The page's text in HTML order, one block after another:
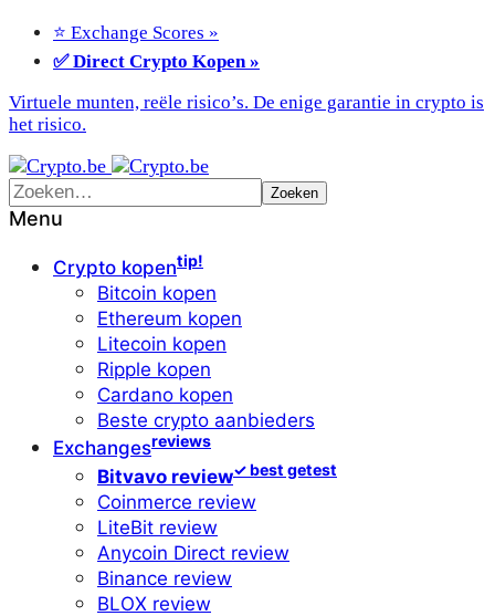
⭐ Exchange Scores »
✅ Direct Crypto Kopen »
Virtuele munten, reële risico’s. De enige garantie in crypto is
het risico.
Menu
Crypto kopentip!
Bitcoin kopen
Ethereum kopen
Litecoin kopen
Ripple kopen
Cardano kopen
Beste crypto aanbieders
Exchangesreviews
Bitvavo review✓ best getest
Coinmerce review
LiteBit review
Anycoin Direct review
Binance review
BLOX review